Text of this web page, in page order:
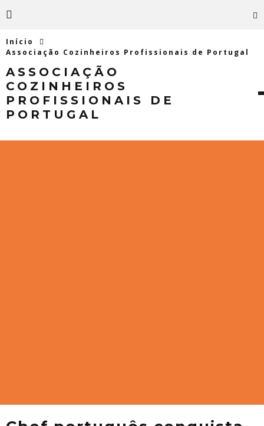
Início
Associação Cozinheiros Profissionais de Portugal
ASSOCIAÇÃO
COZINHEIROS
PROFISSIONAIS DE
PORTUGAL